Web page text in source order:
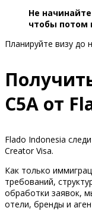
Не
чтобы потом
Планируйте визу до
C5A от
Flado Indonesia
Creator Visa.
Как только
требований,
обработки заявок,
отели, бренды и